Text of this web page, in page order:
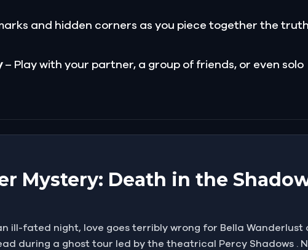
and hidden corners as you piece together the truth
– Play with your partner, a group of friends, or even solo
Mystery: Death in the
ill-fated night, love goes terribly wrong for Bella Wanderlust
during a ghost tour led by the theatrical Percy Shadows .